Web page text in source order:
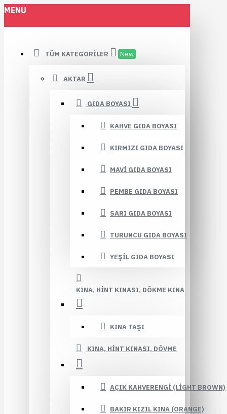
MENU
TÜM KATEGORILER New
AKTAR
GIDA BOYASI
KAHVE GIDA BOYASI
KIRMIZI GIDA BOYASI
MAVI GIDA BOYASI
PEMBE GIDA BOYASI
SARI GIDA BOYASI
TURUNCU GIDA BOYASI
YEŞIL GIDA BOYASI
KINA, HINT KINASI, DÖKME KINA
KINA TAŞI
KINA, HINT KINASI, DÖVME
AÇIK KAHVERENGI (LIGHT BROWN)
BAKIR KIZIL KINA (ORANGE)